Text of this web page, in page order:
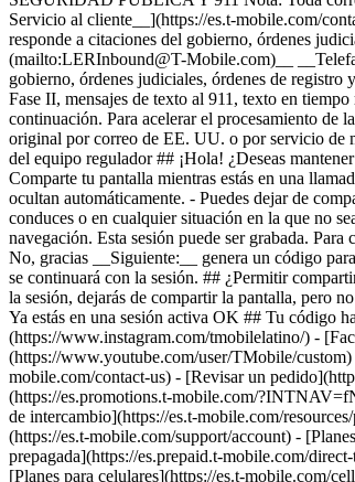
Servicio al cliente__](https://es.t-mobile.com/
responde a citaciones del gobierno, órdenes
(mailto:LERInbound@T-Mobile.com)__
gobierno, órdenes judiciales, órdenes de
Fase II, mensajes de texto al 911, texto en
continuación. Para acelerar el procesamiento
original por correo de EE. UU. o por servicio
del equipo regulador ## ¡Hola! ¿Deseas
Comparte tu pantalla mientras estás en una
ocultan automáticamente. - Puedes dejar de
conduces o en cualquier situación en la que no
navegación. Esta sesión puede ser grabada.
No, gracias __Siguiente:__ genera un código
se continuará con la sesión. ## ¿Permitir
la sesión, dejarás de compartir la pantalla, pero
Ya estás en una sesión activa OK ## Tu código
(https://www.instagram.com/tmobilelatino/) -
(https://www.youtube.com/user/TMobile/
mobile.com/contact-us) - [Revisar un
(https://es.promotions.t-mobile.com/
de intercambio](https://es.t-mobile.com/
(https://es.t-mobile.com/support/account) -
prepagada](https://es.prepaid.t-mobile.com/
[Planes para celulares](https://es.t-mobile.com/